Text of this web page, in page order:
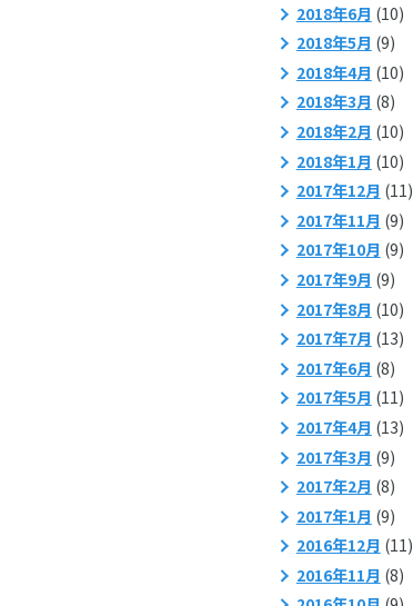
2018年6月 (10)
2018年5月 (9)
2018年4月 (10)
2018年3月 (8)
2018年2月 (10)
2018年1月 (10)
2017年12月 (11)
2017年11月 (9)
2017年10月 (9)
2017年9月 (9)
2017年8月 (10)
2017年7月 (13)
2017年6月 (8)
2017年5月 (11)
2017年4月 (13)
2017年3月 (9)
2017年2月 (8)
2017年1月 (9)
2016年12月 (11)
2016年11月 (8)